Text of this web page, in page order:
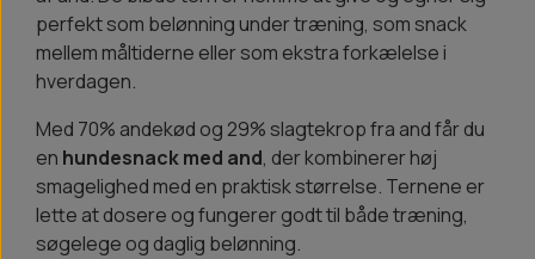
perfekt som belønning under træning, som snack
mellem måltiderne eller som ekstra forkælelse i
hverdagen.
Med 70% andekød og 29% slagtekrop fra and får du
en hundesnack med and, der kombinerer høj
smagelighed med en praktisk størrelse. Ternene er
lette at dosere og fungerer godt til både træning,
søgelege og daglig belønning.